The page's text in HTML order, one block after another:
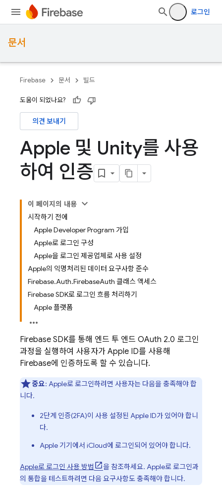
로그인
문서
Firebase 문서 빌드
도움이 되었나요?
의견 보내기
Apple 및 Unity를 사용
하여 인증
이 페이지의 내용
시작하기 전에
Apple Developer Program 가입
Apple로 로그인 구성
Apple을 로그인 제공업체로 사용 설정
Apple의 익명처리된 데이터 요구사항 준수
Firebase.Auth.FirebaseAuth 클래스 액세스
Firebase SDK로 로그인 흐름 처리하기
Apple 플랫폼
Firebase SDK를 통해 엔드 투 엔드 OAuth 2.0 로그인
과정을 실행하여 사용자가 Apple ID를 사용해
Firebase에 인증하도록 할 수 있습니다.
중요: Apple로 로그인하려면 사용자는 다음을 충족해야 합
니다.
2단계 인증(2FA)이 사용 설정된 Apple ID가 있어야 합니
다.
Apple 기기에서 iCloud에 로그인되어 있어야 합니다.
Apple로 로그인 사용 방법
을 참조하세요. Apple로 로그인과
의 통합을 테스트하려면 다음 요구사항도 충족해야 합니다.